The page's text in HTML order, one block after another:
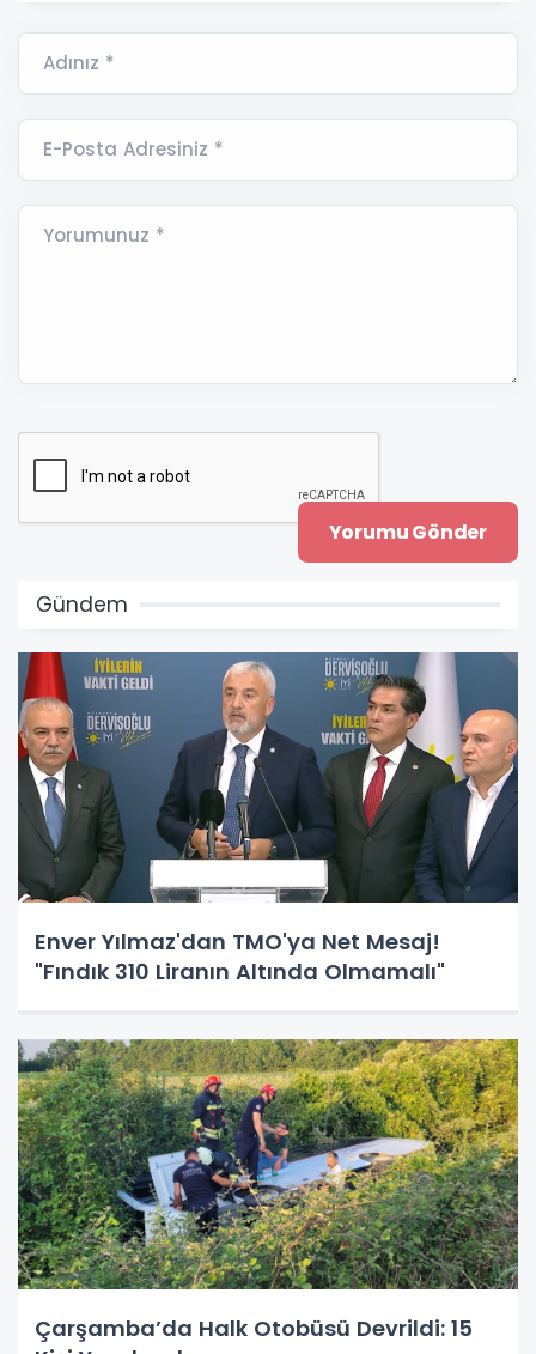
Adınız *
E-Posta Adresiniz *
Yorumunuz *
Gündem
Enver Yılmaz'dan TMO'ya Net Mesaj!
"Fındık 310 Liranın Altında Olmamalı"
Çarşamba’da Halk Otobüsü Devrildi: 15